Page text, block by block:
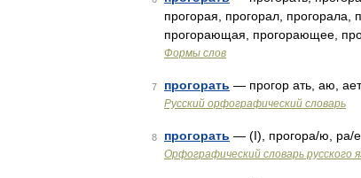
прогорая, прогорал, прогорала,
прогорающая, прогорающее,
Формы слов
7 прогорать — прогор ать, аю,
Русский орфографический словарь
8 прогорать — (I), прогора/ю, ра/
Орфографический словарь русского